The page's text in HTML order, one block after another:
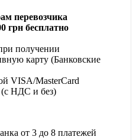
перевозчика
грн бесплатно
получении
карту (Банковские
VISA/MasterCard
(с НДС и без)
от 3 до 8 платежей